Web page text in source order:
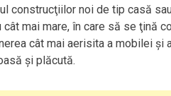
construcţiilor noi de tip casă
cât mai mare, în care să se ţină
cât mai aerisita a mobilei şi
şi plăcută.